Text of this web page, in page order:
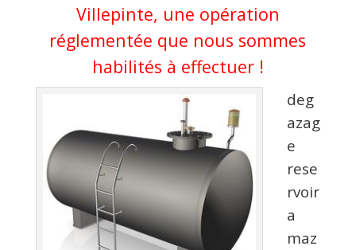
Villepinte, une opération
réglementée que nous sommes
habilités à effectuer !
deg
azag
e
rese
rvoir
a
maz